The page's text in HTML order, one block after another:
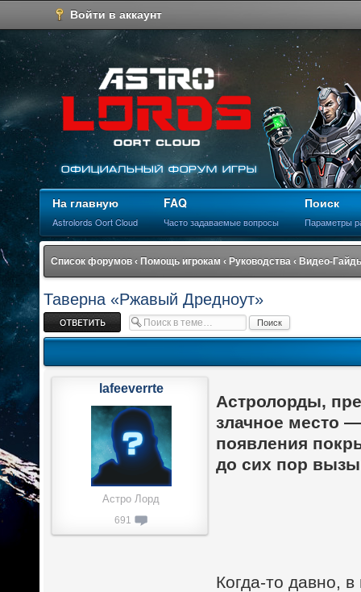
Войти в аккаунт
На главную
Astrolords Oort Cloud
FAQ
Часто задаваемые вопросы
Поиск
Параметры
Список форумов ‹ Помощь игрокам ‹ Руководства ‹ Видео-
Таверна «Ржавый Дредноут»
Ответить
Астролорды,
злачное место
появления
до сих пор
Когда-то давно,
lafeeverrte
Астро Лорд
691